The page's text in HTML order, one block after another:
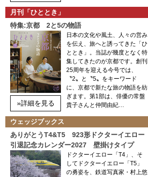
月刊「ひととき」
特集:京都 2と5の物語
»詳細を見る
日本の文化や風土、人々の営み
を伝え、旅へと誘ってきた「ひ
ととき」。当誌が幾度となく特
集してきたのが京都です。創刊
25周年を迎える今号では、
〝2〟と〝5〟をキーワード
に、京都で新たな旅の物語を紡
ぎます。第1部は、俳優の常盤
貴子さんと仲間由紀…
ウェッジブックス
ありがとうT4&T5 923形ドクターイエロー
引退記念カレンダー2027 壁掛けタイプ
ドクターイエロー「T4」、そ
してドクターイエロー「T5」
の勇姿を、鉄道写真家・村上悠